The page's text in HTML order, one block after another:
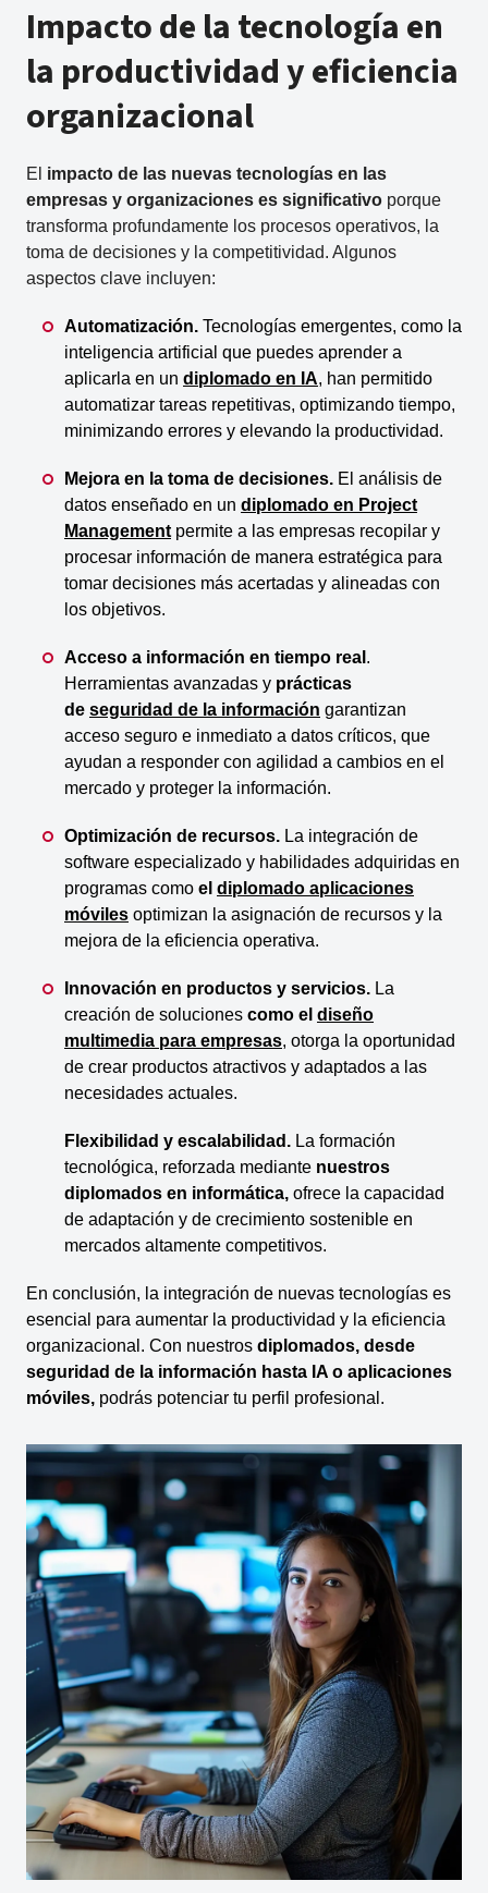
Impacto de la tecnología en
la productividad y eficiencia
organizacional
El impacto de las nuevas tecnologías en las
empresas y organizaciones es significativo porque
transforma profundamente los procesos operativos, la
toma de decisiones y la competitividad. Algunos
aspectos clave incluyen:
Automatización. Tecnologías emergentes, como la
inteligencia artificial que puedes aprender a
aplicarla en un diplomado en IA, han permitido
automatizar tareas repetitivas, optimizando tiempo,
minimizando errores y elevando la productividad.
Mejora en la toma de decisiones. El análisis de
datos enseñado en un diplomado en Project
Management permite a las empresas recopilar y
procesar información de manera estratégica para
tomar decisiones más acertadas y alineadas con
los objetivos.
Acceso a información en tiempo real .
Herramientas avanzadas y prácticas
de seguridad de la información garantizan
acceso seguro e inmediato a datos críticos, que
ayudan a responder con agilidad a cambios en el
mercado y proteger la información.
Optimización de recursos. La integración de
software especializado y habilidades adquiridas en
programas como el diplomado aplicaciones
móviles optimizan la asignación de recursos y la
mejora de la eficiencia operativa.
Innovación en productos y servicios. La
creación de soluciones como el diseño
multimedia para empresas, otorga la oportunidad
de crear productos atractivos y adaptados a las
necesidades actuales.
Flexibilidad y escalabilidad. La formación
tecnológica, reforzada mediante nuestros
diplomados en informática, ofrece la capacidad
de adaptación y de crecimiento sostenible en
mercados altamente competitivos.
En conclusión, la integración de nuevas tecnologías es
esencial para aumentar la productividad y la eficiencia
organizacional. Con nuestros diplomados, desde
seguridad de la información hasta IA o aplicaciones
móviles, podrás potenciar tu perfil profesional.